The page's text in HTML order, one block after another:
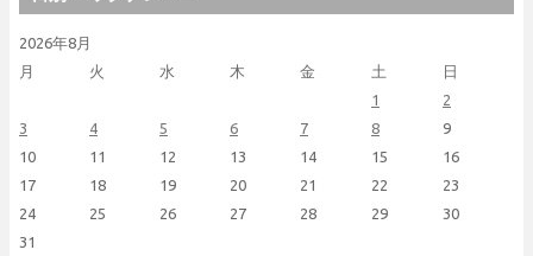
2026年8月
月
火 水 木 金 土 日
1
2
3
4 5 6 7 8
9
10
11 12 13 14 15
16
17
18 19 20 21 22
23
24
25 26 27 28 29
30
31